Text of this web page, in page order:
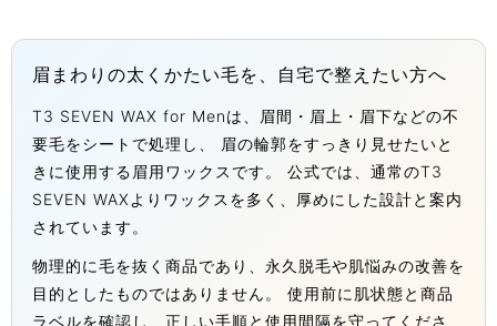
眉まわりの太くかたい毛を、自宅で整えたい方へ
T3 SEVEN WAX for Menは、眉間・眉上・眉下などの不
要毛をシートで処理し、 眉の輪郭をすっきり見せたいと
きに使用する眉用ワックスです。 公式では、通常のT3
SEVEN WAXよりワックスを多く、厚めにした設計と案内
されています。
物理的に毛を抜く商品であり、永久脱毛や肌悩みの改善を
目的としたものではありません。 使用前に肌状態と商品
ラベルを確認し、正しい手順と使用間隔を守ってくださ